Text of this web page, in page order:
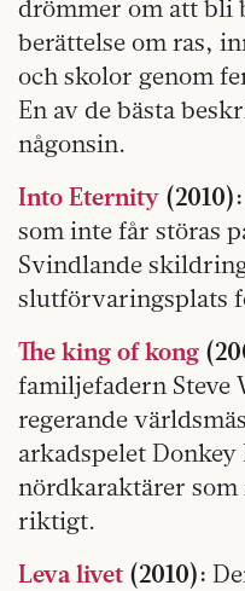
drömmer om att bli
berättelse om ras,
och skolor genom
En av de bästa
någonsin.
Into Eternity (2010):
som inte får störas
Svindlande
slutförvaringsplats
The king of kong
familjefadern Steve
regerande
arkadspelet
nördkaraktärer
riktigt.
Leva livet (2010):